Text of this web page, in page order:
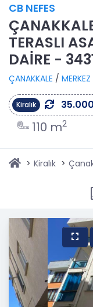
CB NEFES
TERASLI
DAİRE -
ÇANAKKALE / MERKEZ
Kiralık
110 m2
Kiralık